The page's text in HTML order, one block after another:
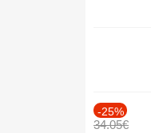
-25%
34.05€